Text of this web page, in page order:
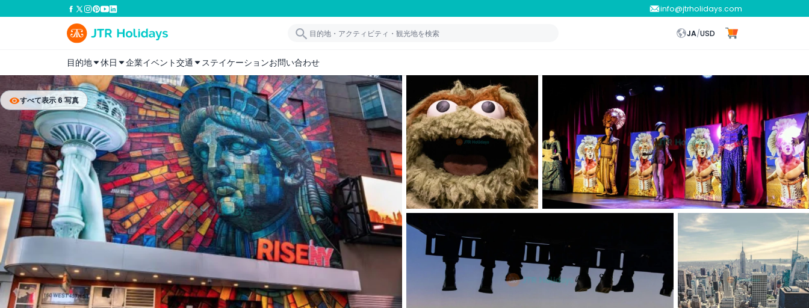
info@jtrholidays.com
JA/USD
目的地 休日 企業イベント交通 ステイケーションお問い合わせ
すべて表示 6 写真